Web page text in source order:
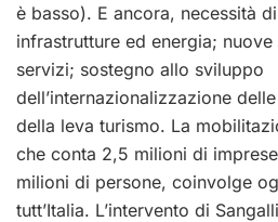
è basso). E ancora, necessità
infrastrutture ed energia;
servizi; sostegno allo sviluppo
dell’internazionalizzazione
della leva turismo. La
che conta 2,5 milioni di
milioni di persone, coinvolge
tutt’Italia. L’intervento di